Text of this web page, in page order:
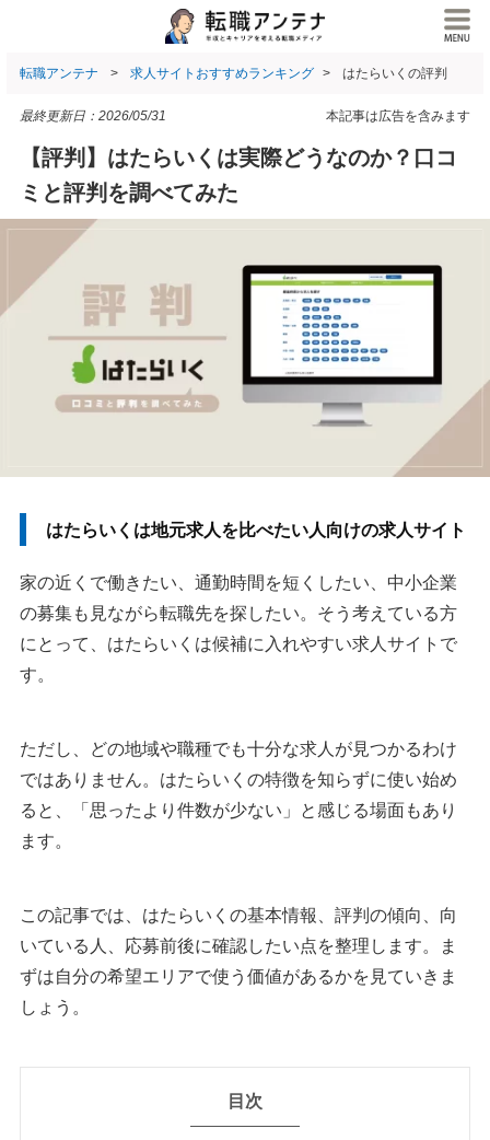
転職アンテナ 求人サイトおすすめランキング はたらいくの評判
本記事は広告を含みます
最終更新日： 2026/05/31
【評判】はたらいくは実際どうなのか？口コ
ミと評判を調べてみた
はたらいくは地元求人を比べたい人向けの求人サイト
家の近くで働きたい、通勤時間を短くしたい、中小企業
の募集も見ながら転職先を探したい。そう考えている方
にとって、はたらいくは候補に入れやすい求人サイトで
す。
ただし、どの地域や職種でも十分な求人が見つかるわけ
ではありません。はたらいくの特徴を知らずに使い始め
ると、「思ったより件数が少ない」と感じる場面もあり
ます。
この記事では、はたらいくの基本情報、評判の傾向、向
いている人、応募前後に確認したい点を整理します。ま
ずは自分の希望エリアで使う価値があるかを見ていきま
しょう。
目次